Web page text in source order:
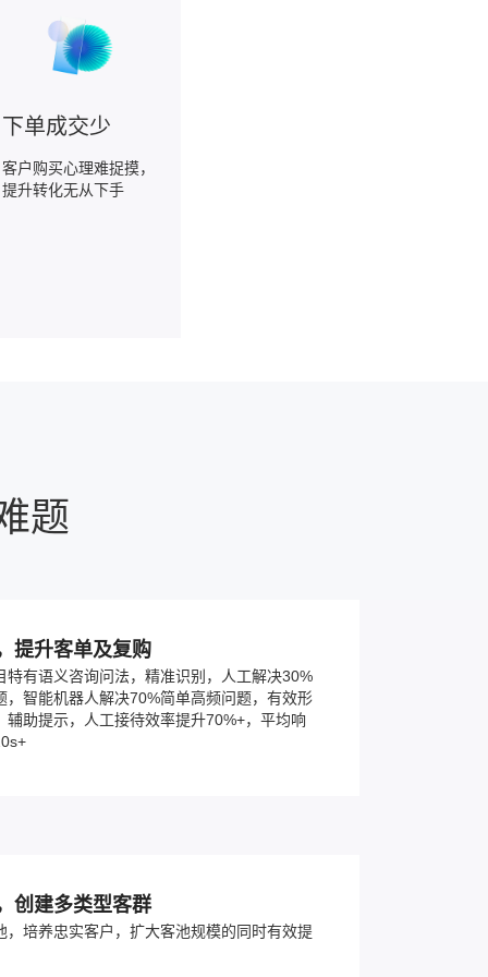
下单成交少
客户购买心理难捉摸，
提升转化无从下手
题
提升客单及复购
特有语义咨询问法，精准识别，人工解决30%
，智能机器人解决70%简单高频问题，有效形
辅助提示，人工接待效率提升70%+，平均响
创建多类型客群
，培养忠实客户，扩大客池规模的同时有效提